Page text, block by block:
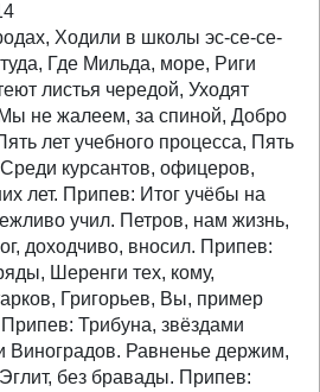
Ходили в школы эс-се-се-
Где Мильда, море, Риги
листья чередой, Уходят
не жалеем, за спиной, Добро
лет учебного процесса, Пять
курсантов, офицеров,
лет. Припев: Итог учёбы на
учил. Петров, нам жизнь,
доходчиво, вносил. Припев:
Шеренги тех, кому,
Григорьев, Вы, пример
Трибуна, звёздами
Виноградов. Равненье держим,
без бравады. Припев: